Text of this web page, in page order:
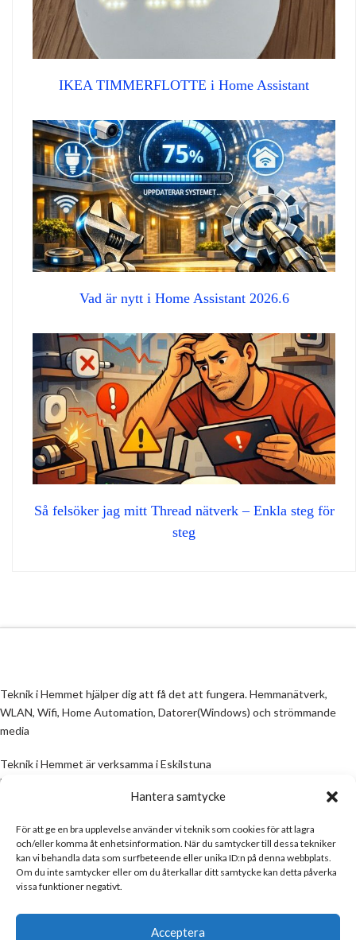
Hantera samtycke
För att ge en bra upplevelse använder vi teknik som cookies för att lagra
och/eller komma åt enhetsinformation. När du samtycker till dessa tekniker
kan vi behandla data som surfbeteende eller unika ID:n på denna webbplats.
Om du inte samtycker eller om du återkallar ditt samtycke kan detta påverka
vissa funktioner negativt.
Acceptera
IKEA TIMMERFLOTTE i Home Assistant
Vad är nytt i Home Assistant 2026.6
Så felsöker jag mitt Thread nätverk – Enkla steg för
steg
Teknik i Hemmet hjälper dig att få det att fungera. Hemmanätverk,
WLAN, Wifi, Home Automation, Datorer(Windows) och strömmande
media
Teknik i Hemmet är verksamma i Eskilstuna
Email:
All information på denna sida skall ses som en guide, inte en manual. Om
information på sidan inte stämmer och/eller är felaktig, skicka gärna ett
mail